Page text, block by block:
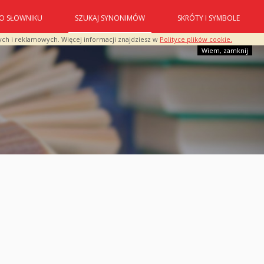
i reklamowych. Więcej informacji znajdziesz w Polityce plików cookie.
Wiem, zamknij
O SŁOWNIKU SZUKAJ SYNONIMÓW SKRÓTY I SYMBOLE